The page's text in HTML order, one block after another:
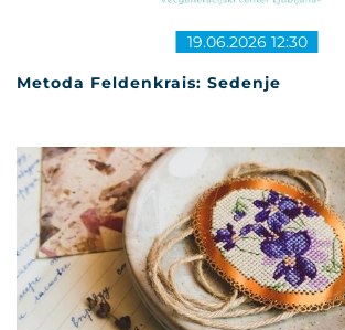
Metoda Feldenkrais: Sedenje
19.06.2026 12:30